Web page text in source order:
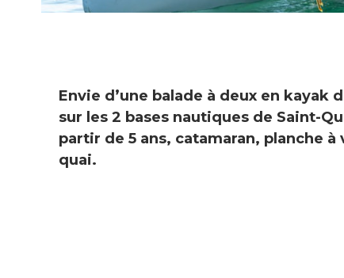
Envie d’une balade à deux en
sur les 2 bases nautiques de Saint-
partir de 5 ans, catamaran, planche
quai.